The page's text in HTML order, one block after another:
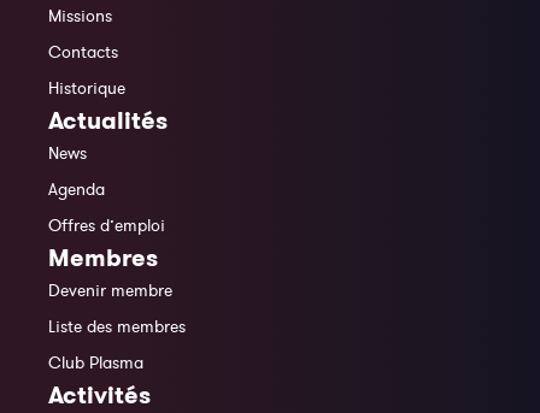
Missions
Contacts
Historique
Actualités
News
Agenda
Offres d’emploi
Membres
Devenir membre
Liste des membres
Club Plasma
Activités